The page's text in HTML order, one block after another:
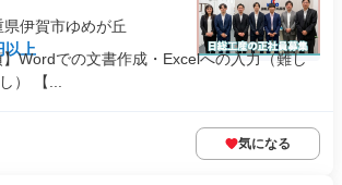
伊賀市ゆめが丘
以上
Wordでの文書作成・Excelへの入力（難し
） 【...
気になる